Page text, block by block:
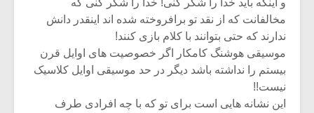
مخالفانت که از نقد تو برافروخته شده اند اینقدر دانش
ندارند که حتی بتوانند با کلام بازی کنند!
موسیقی هوشنگ کامکار اگر خصوصیت های اوایل قرن
بیستم را نداشته باشد دیگر در حد موسیقی اوایل کلاسیک
نیست!!
این نشانه هایی است برای تو که با چه افرادی طرف